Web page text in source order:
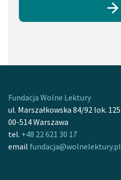
Fundacja Wolne Lektury
ul. Marszałkowska 84/92 lok. 125
00-514 Warszawa
tel. +48 22 621 30 17
email fundacja@wolnelektury.pl